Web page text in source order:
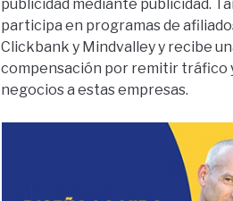
publicidad mediante publicidad.
participa en programas de
Clickbank y Mindvalley y recibe
compensación por remitir tráfico
negocios a estas empresas.